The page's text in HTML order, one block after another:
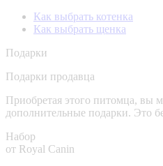
Как выбрать котенка
Как выбрать щенка
Подарки
Подарки продавца
Приобретая этого питомца, вы
дополнительные подарки. Это
Набор
от Royal Canin